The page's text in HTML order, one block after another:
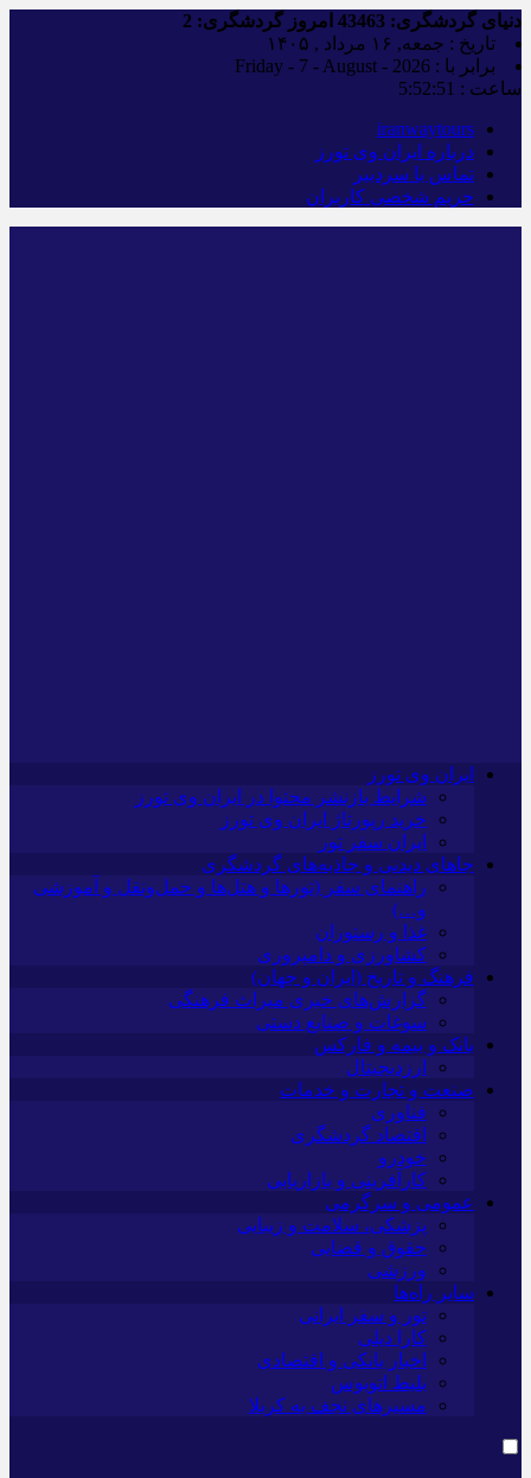
دنیای گردشگری: امروز گردشگری:
تاریخ : جمعه, ۱۶ مرداد , ۱۴۰۵
برابر با : Friday - 7 - August - 2026
ساعت : 5:52:52
iranwaytours
درباره ایران وی تورز
تماس با سردبیر
حریم شخصی کاربران
ایران وی تورز
شرایط بازنشر محتوا در ایران وی تورز
خرید رپورتاژ ایران وی تورز
ایران سفر تور
جاهای دیدنی و جاذبه‌های گردشگری
راهنمای سفر (تورها و هتل‌ها و حمل‌و‌نقل و آموزشی
و…)
غذا و رستوران
کشاورزی و دامپروری
فرهنگ و تاریخ (ایران و جهان)
گزارش‌های خبری میراث فرهنگی
سوغات و صنایع دستی
بانک و بیمه و فارکس
ارزدیجیتال
صنعت و تجارت و خدمات
فناوری
اقتصاد گردشگری
خودرو
کارآفرینی و بازاریابی
عمومی و سرگرمی
پزشکی، سلامت و زیبایی
حقوق و قضایی
ورزشی
سایر راه‌ها
تور و سفر ایرانی
کارا دیلی
اخبار بانکی و اقتصادی
بلیط اتوبوس
مسیرهای نجف به کربلا